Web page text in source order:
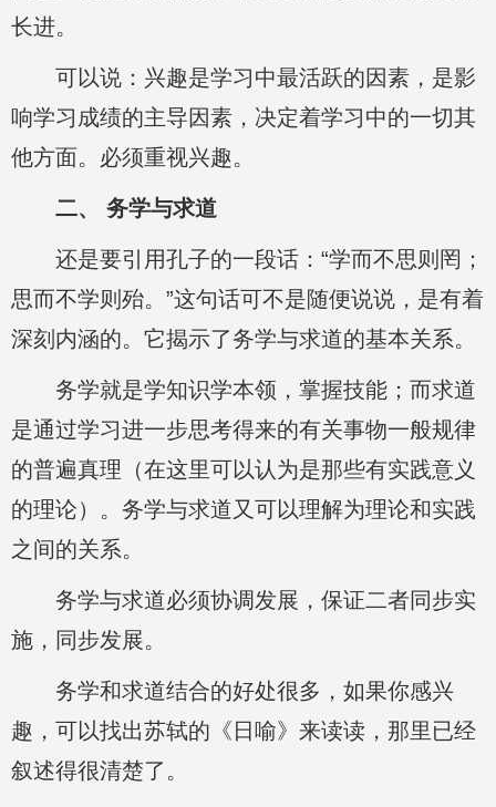
长进。
可以说：兴趣是学习中最活跃的因素，是影
响学习成绩的主导因素，决定着学习中的一切其
他方面。必须重视兴趣。
二、 务学与求道
还是要引用孔子的一段话：“学而不思则罔；
思而不学则殆。”这句话可不是随便说说，是有着
深刻内涵的。它揭示了务学与求道的基本关系。
务学就是学知识学本领，掌握技能；而求道
是通过学习进一步思考得来的有关事物一般规律
的普遍真理（在这里可以认为是那些有实践意义
的理论）。务学与求道又可以理解为理论和实践
之间的关系。
务学与求道必须协调发展，保证二者同步实
施，同步发展。
务学和求道结合的好处很多，如果你感兴
趣，可以找出苏轼的《日喻》来读读，那里已经
叙述得很清楚了。